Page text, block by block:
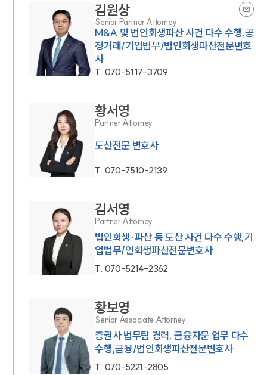
김원상
Senior Partner Attorney
M&A 및 법인회생파산 사건 다수 수행,공
정거래/기업법무/법인회생파산전문변호
사
T. 070-5117-3709
황서영
Partner Attorney
도산전문 변호사
T. 070-7510-2139
김서영
Partner Attorney
법인회생·파산 등 도산 사건 다수 수행,기
업법무/인회생파산전문변호사
T. 070-5214-2362
황보영
Senior Associate Attorney
증권사 법무팀 경력, 금융자문 업무 다수
수행,금융/법인회생파산전문변호사
T. 070-5221-2805